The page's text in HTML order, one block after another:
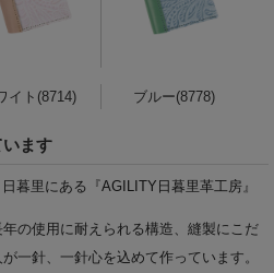
イト(8714) ブルー(8778)
ます
暮里にある『AGILITY日暮里革工房』
の使用に耐えられる構造、縫製にこだ
一針、一針心を込めて作っています。